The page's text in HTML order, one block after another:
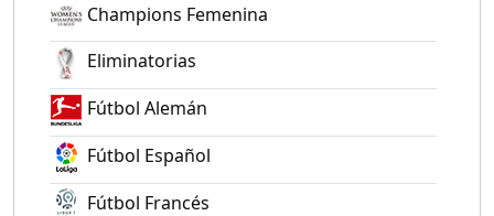
Champions Femenina
Eliminatorias
Fútbol Alemán
Fútbol Español
Fútbol Francés